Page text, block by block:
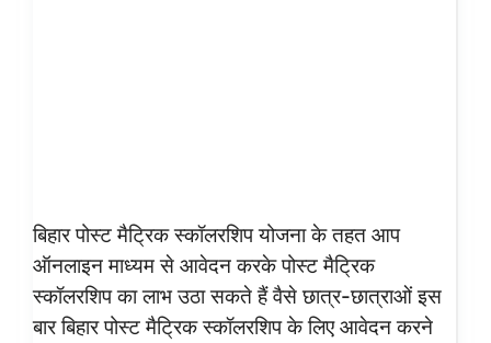
बिहार पोस्ट मैट्रिक स्कॉलरशिप योजना के तहत आप
ऑनलाइन माध्यम से आवेदन करके पोस्ट मैट्रिक
स्कॉलरशिप का लाभ उठा सकते हैं वैसे छात्र-छात्राओं इस
बार बिहार पोस्ट मैट्रिक स्कॉलरशिप के लिए आवेदन करने